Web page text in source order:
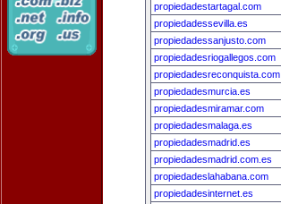
propiedadestartagal.com
propiedadessevilla.es
propiedadessanjusto.com
propiedadesriogallegos.com
propiedadesreconquista.com
propiedadesmurcia.es
propiedadesmiramar.com
propiedadesmalaga.es
propiedadesmadrid.es
propiedadesmadrid.com.es
propiedadeslahabana.com
propiedadesinternet.es